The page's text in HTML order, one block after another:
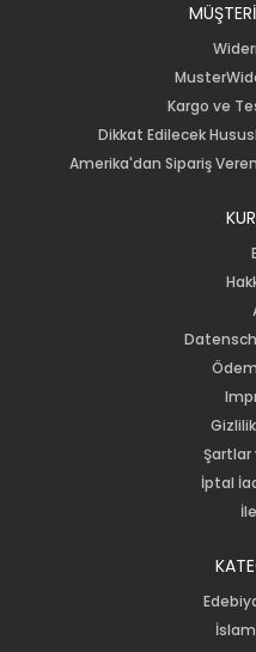
Kargo ve
Dikkat Edilecek
Amerika'dan Sipariş
Şartlar
İptal